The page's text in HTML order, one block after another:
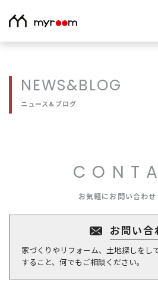
NEWS&BLOG
ニュース&ブログ
お気軽にお問い合わせ
お問い合
家づくりやリフォーム、土地探しをし
すること、何でもご相談ください。